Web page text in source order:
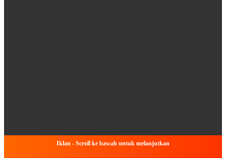
Iklan - Scroll ke bawah untuk melanjutkan